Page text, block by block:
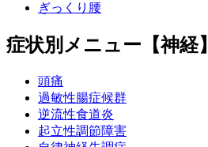
ぎっくり腰
症状別メニュー【神経】
頭痛
過敏性腸症候群
逆流性食道炎
起立性調節障害